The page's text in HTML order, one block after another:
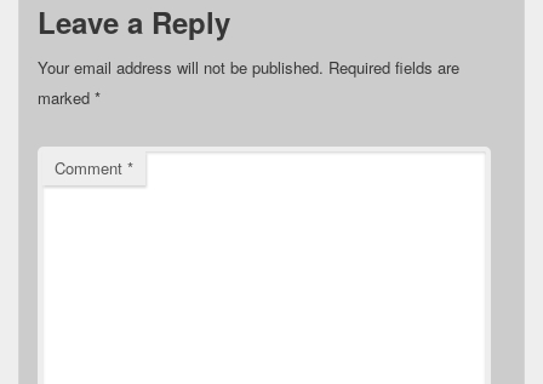
Leave a Reply
Your email address will not be published. Required fields are
marked *
Comment *